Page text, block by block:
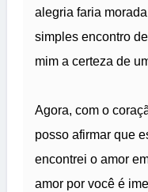
alegria faria
simples encontro
mim a certeza de
Agora, com o
posso afirmar que
encontrei o amor
amor por você é